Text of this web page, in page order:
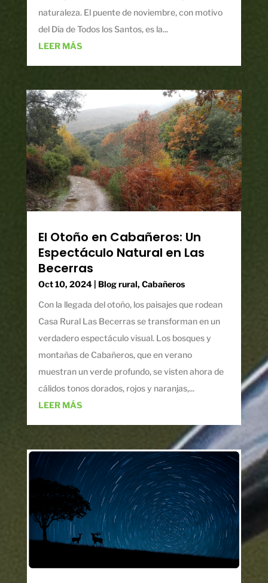
naturaleza. El puente de noviembre, con motivo
del Día de Todos los Santos, es la...
LEER MÁS
El Otoño en Cabañeros: Un
Espectáculo Natural en Las
Becerras
Oct 10, 2024| Blog rural, Cabañeros
Con la llegada del otoño, los paisajes que rodean
Casa Rural Las Becerras se transforman en un
verdadero espectáculo visual. Los bosques y
montañas de Cabañeros, que en verano
muestran un verde profundo, se visten ahora de
cálidos tonos dorados, rojos y naranjas,...
LEER MÁS